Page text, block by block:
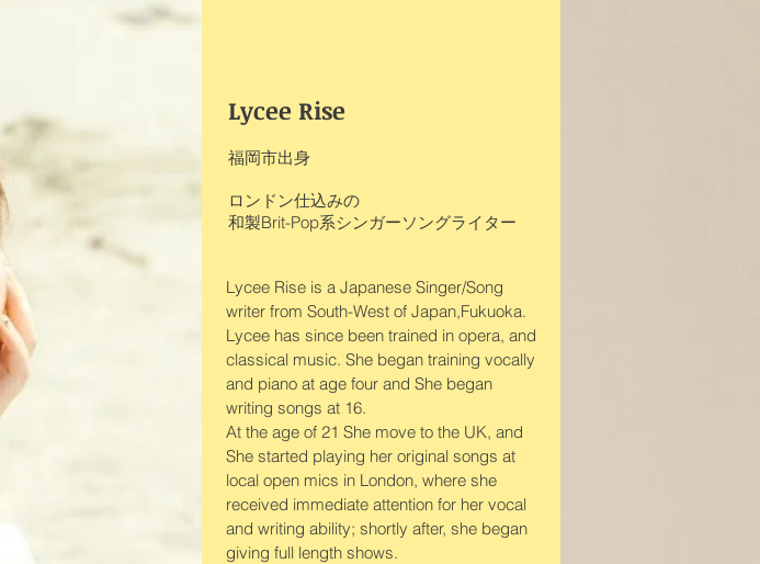
Lycee Rise
writer from South-West of Japan,Fukuoka.
Lycee has since been trained in opera, and
classical music. She began training vocally
and piano at age four and She began
writing songs at 16.
At the age of 21 She move to the UK, and
She started playing her original songs at
local open mics in London, where she
received immediate attention for her vocal
and writing ability; shortly after, she began
giving full length shows.
Lycee Rise
Lycee Rise is a Japanese Singer/Song
writer from South-West of Japan,Fukuoka.
Lycee has since been trained in opera, and
classical music. She began training vocally
and piano at age four and She began
writing songs at 16.
At the age of 21 She move to the UK, and
She started playing her original songs at
local open mics in London, where she
received immediate attention for her vocal
and writing ability; shortly after, she began
giving full length shows.
福岡市出身
ロンドン仕込みの
和製Brit-Pop系シンガーソングライター